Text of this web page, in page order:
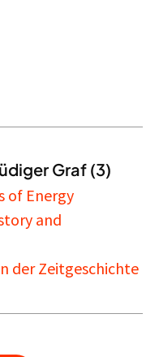
Graf (3)
of Energy
and
der Zeitgeschichte